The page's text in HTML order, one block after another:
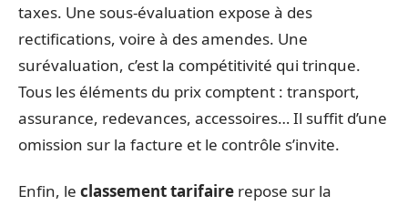
taxes. Une sous-évaluation expose à des
rectifications, voire à des amendes. Une
surévaluation, c’est la compétitivité qui trinque.
Tous les éléments du prix comptent : transport,
assurance, redevances, accessoires… Il suffit d’une
omission sur la facture et le contrôle s’invite.
Enfin, le classement tarifaire repose sur la